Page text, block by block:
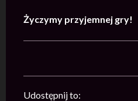
Życzymy przyjemnej gry!
Udostępnij to: